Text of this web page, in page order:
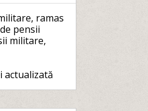
ramas
pensii
militare,
actualizată